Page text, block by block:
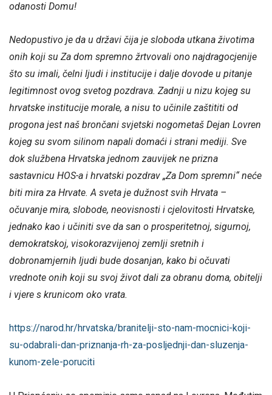
odanosti Domu!
Nedopustivo je da u državi čija je sloboda utkana životima
onih koji su Za dom spremno žrtvovali ono najdragocjenije
što su imali, čelni ljudi i institucije i dalje dovode u pitanje
legitimnost ovog svetog pozdrava. Zadnji u nizu kojeg su
hrvatske institucije morale, a nisu to učinile zaštititi od
progona jest naš brončani svjetski nogometaš Dejan Lovren
kojeg su svom silinom napali domaći i strani mediji. Sve
dok službena Hrvatska jednom zauvijek ne prizna
sastavnicu HOS-a i hrvatski pozdrav „Za Dom spremni“ neće
biti mira za Hrvate. A sveta je dužnost svih Hrvata –
očuvanje mira, slobode, neovisnosti i cjelovitosti Hrvatske,
jednako kao i učiniti sve da san o prosperitetnoj, sigurnoj,
demokratskoj, visokorazvijenoj zemlji sretnih i
dobronamjernih ljudi bude dosanjan, kako bi očuvati
vrednote onih koji su svoj život dali za obranu doma, obitelji
i vjere s krunicom oko vrata.
https://narod.hr/hrvatska/branitelji-sto-nam-mocnici-koji-
su-odabrali-dan-priznanja-rh-za-posljednji-dan-sluzenja-
kunom-zele-poruciti